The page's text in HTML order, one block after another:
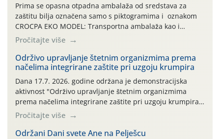
Prima se opasna otpadna ambalaža od sredstava za
zaštitu bilja označena samo s piktogramima i oznakom
CROCPA EKO MODEL: Transportna ambalaža kao i
ambalaža drugih proizvoda koji nisu sredstva za zaštitu
bilja (npr. ambalaža od mineralnih gnojiva,) se ne
prihvaća. Korisnicima je osiguran besplatni povrat
prazne ambalaže isključivo ovih tvrtki: AGROCHEM-MAKS,
AGRONOM, ALBAUGH TKI* (PINUS […]
Pročitajte više
Održivo upravljanje štetnim organizmima prema
načelima integrirane zaštite pri uzgoju krumpira
Dana 17.7. 2026. godine održana je demonstracijska
aktivnost "Održivo upravljanje štetnim organizmima
prema načelima integrirane zaštite pri uzgoju krumpira"
na pokusnom polju "Poredje", kraj naselja Belica (ARKOD
parcela ID 2445031) (središnji dio Međimurske županije).
Pročitajte više
Održani Dani svete Ane na Pelješcu